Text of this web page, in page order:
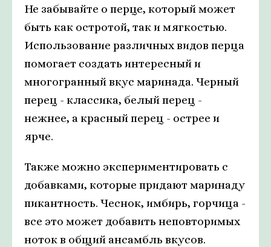
Не забывайте о перце, который может
быть как остротой, так и мягкостью.
Использование различных видов перца
помогает создать интересный и
многогранный вкус маринада. Черный
перец - классика, белый перец -
нежнее, а красный перец - острее и
ярче.
Также можно экспериментировать с
добавками, которые придают маринаду
пикантность. Чеснок, имбирь, горчица -
все это может добавить неповторимых
ноток в общий ансамбль вкусов.